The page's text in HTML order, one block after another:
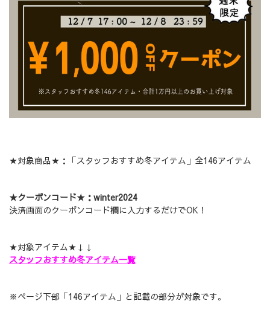
★対象商品★：「スタッフおすすめ冬アイテム」全146アイテム
★クーポンコード★：winter2024
決済画面のクーポンコード欄に入力するだけでOK！
★対象アイテム★↓↓
スタッフおすすめ冬アイテム一覧
※ページ下部「146アイテム」と記載の部分が対象です。